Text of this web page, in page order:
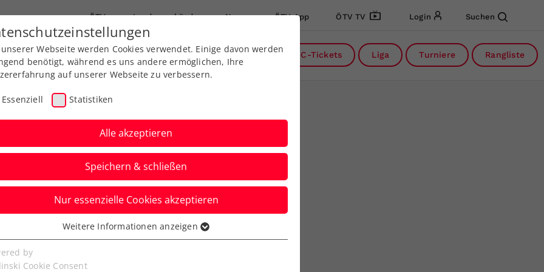
ÖTV Landesverbände News ÖTV App ÖTV TV Login Suchen
Ausbildung Services Über uns DC-Tickets Liga Turniere Rangliste
muss erkrankt
für gehandicapten
Webseite werden Cookies verwendet. Einige davon werden
benötigt, während es uns andere ermöglichen, Ihre
auf unserer Webseite zu verbessern.
Essenziell Statistiken
Alle akzeptieren
Speichern & schließen
Nur essenzielle Cookies akzeptieren
Cookies werden für grundlegende Funktionen der
benötigt. Dadurch ist gewährleistet, dass die Webseite
Weitere Informationen anzeigen
by
Cookie Consent